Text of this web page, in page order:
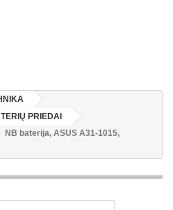
PRIEDAI
NB baterija, ASUS A31-1015,